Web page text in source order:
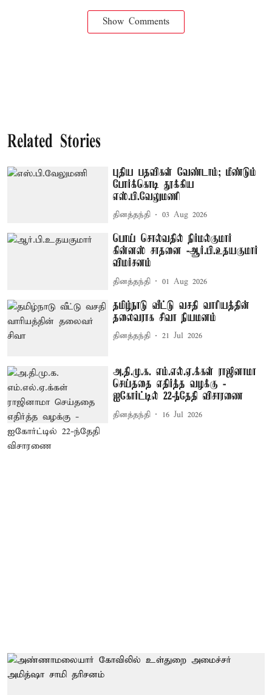
Show Comments
Related Stories
புதிய பதவிகள் வேண்டாம்; மீண்டும்
போர்க்கொடி தூக்கிய
எஸ்.பி.வேலுமணி
தினத்தந்தி 03 Aug 2026
பொய் சொல்வதில் நிர்மல்குமார்
கின்னஸ் சாதனை -ஆர்.பி.உதயகுமார்
விமர்சனம்
தினத்தந்தி 01 Aug 2026
தமிழ்நாடு வீட்டு வசதி வாரியத்தின்
தலைவராக சிவா நியமனம்
தினத்தந்தி 21 Jul 2026
அ.தி.மு.க. எம்.எல்.ஏ.க்கள் ராஜினாமா
செய்ததை எதிர்த்த வழக்கு -
ஐகோர்ட்டில் 22-ந்தேதி விசாரணை
தினத்தந்தி 16 Jul 2026